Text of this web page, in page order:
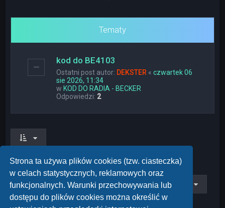
Strona ta używa plików cookies (tzw. ciasteczka)
w celach statystycznych, reklamowych oraz
funkcjonalnych. Warunki przechowywania lub
dostępu do plików cookies można określić w
Tematy
kod do BE4103
Ostatni post autor: DEKSTER «czwartek 06
sie 2026, 11:34
w KOD DO RADIA - BECKER
Odpowiedzi: 2
Przejdź do